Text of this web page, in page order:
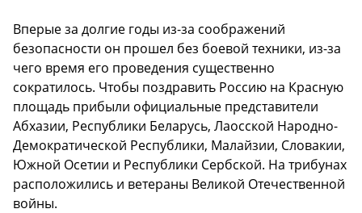
Вперые за долгие годы из-за соображений
безопасности он прошел без боевой техники, из-за
чего время его проведения существенно
сократилось. Чтобы поздравить Россию на Красную
площадь прибыли официальные представители
Абхазии, Республики Беларусь, Лаосской Народно-
Демократической Республики, Малайзии, Словакии,
Южной Осетии и Республики Сербской. На трибунах
расположились и ветераны Великой Отечественной
войны.